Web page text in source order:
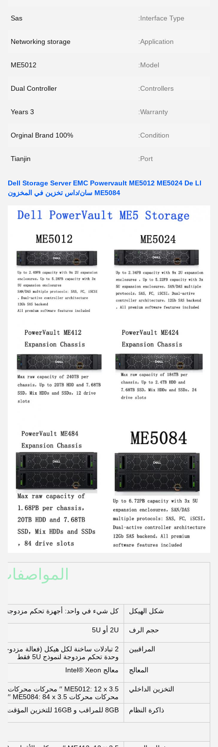
Interface Type:
Sas
Application:
Networking storage
Model:
ME5012
Controllers:
Dual Controller
Warranty:
3 Years
Condition:
100% Orginal Brand
Port:
Tianjin
Dell Storage Server EMC Powervault ME5012 ME5024 De Ll
ME5084 سان/داس تخزين في المخزون
شكل الهيكل كل شيء في واحد: أجهزة تحكم مزدوجة ،
حجم الرف 2U أو 5U
المراقبين
وحدة تحكم مزدوجة لنموذج 5U فقط
المعالج
معالج Intel® Xeon
التخزين الداخلي
محركات محركات ME5084: 84 x 3.5 ′′ محركات محركات (2.5 ′′ حاملات محركات مدعومة)
ذاكرة النظام
8GB للمراقب و 16GB للتخزين المؤقت (24GB إجمالا)